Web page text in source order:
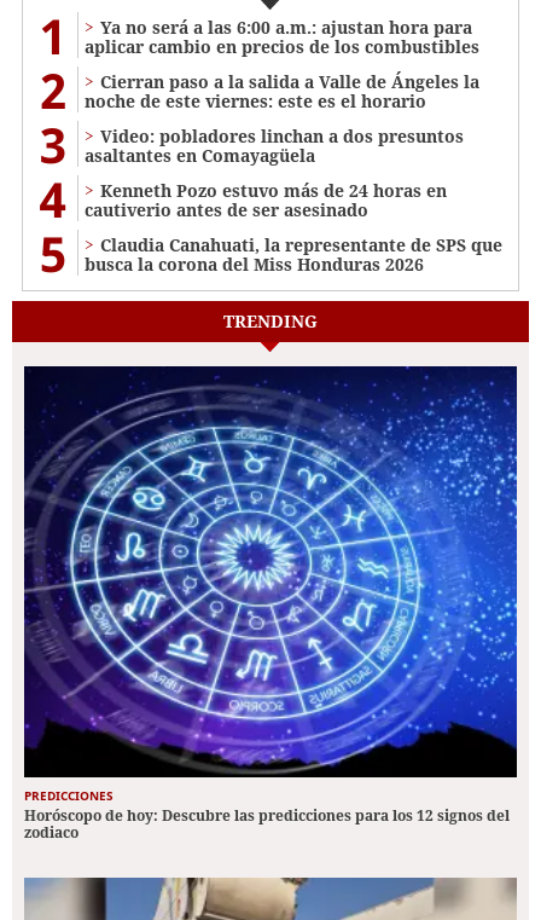
1
Ya no será a las 6:00 a.m.: ajustan hora para
aplicar cambio en precios de los combustibles
2
Cierran paso a la salida a Valle de Ángeles la
noche de este viernes: este es el horario
3
Video: pobladores linchan a dos presuntos
asaltantes en Comayagüela
4
Kenneth Pozo estuvo más de 24 horas en
cautiverio antes de ser asesinado
5
Claudia Canahuati, la representante de SPS que
busca la corona del Miss Honduras 2026
TRENDING
PREDICCIONES
Horóscopo de hoy: Descubre las predicciones para los 12 signos del
zodiaco